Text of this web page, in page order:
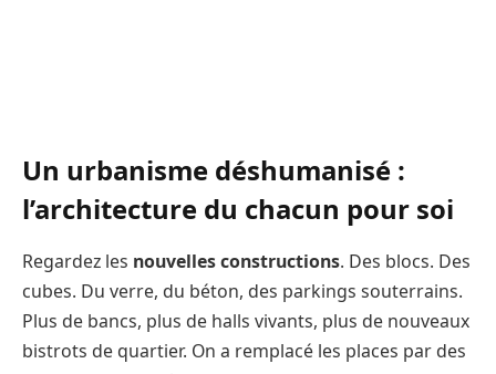
Un urbanisme déshumanisé :
l’architecture du chacun pour soi
Regardez les nouvelles constructions. Des blocs. Des
cubes. Du verre, du béton, des parkings souterrains.
Plus de bancs, plus de halls vivants, plus de nouveaux
bistrots de quartier. On a remplacé les places par des